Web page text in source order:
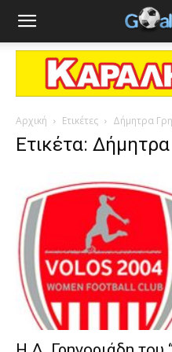
Αρχική Ετικέτες Δήμητρα
Ετικέτα: